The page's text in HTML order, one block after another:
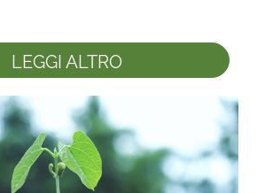
LEGGI ALTRO